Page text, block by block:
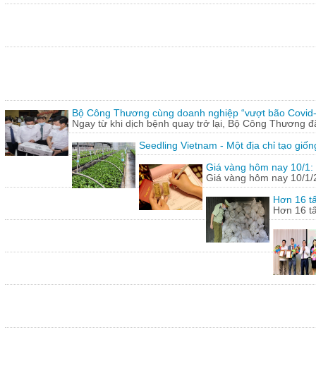
Bộ Công Thương cùng doanh nghiệp “vượt bão
Ngay từ khi dịch bệnh quay trở lại, Bộ Công Thương
Seedling Vietnam - Một địa chỉ tạo
Giá vàng hôm nay 10/
Giá vàng hôm nay 10/
Hơn 16
Hơn 16